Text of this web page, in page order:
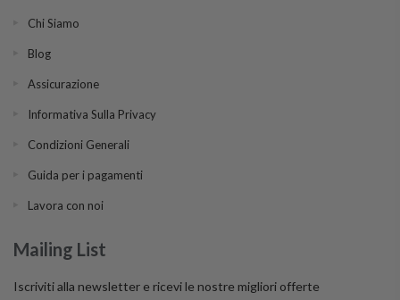
Chi Siamo
Blog
Assicurazione
Informativa Sulla Privacy
Condizioni Generali
Guida per i pagamenti
Lavora con noi
Mailing List
Iscriviti alla newsletter e ricevi le nostre migliori offerte